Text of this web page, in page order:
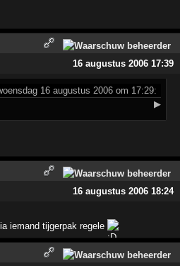
16 augustus 2006 17:39
16 augustus 2006 om 17:29:
▶
16 augustus 2006 18:24
iemand tijgerpak regele